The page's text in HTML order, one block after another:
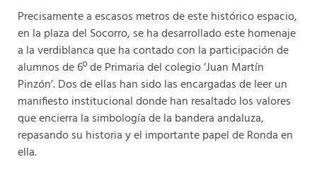
Precisamente a escasos metros de este histórico espacio,
en la plaza del Socorro, se ha desarrollado este homenaje
a la verdiblanca que ha contado con la participación de
alumnos de 6º de Primaria del colegio ‘Juan Martín
Pinzón’. Dos de ellas han sido las encargadas de leer un
manifiesto institucional donde han resaltado los valores
que encierra la simbología de la bandera andaluza,
repasando su historia y el importante papel de Ronda en
ella.